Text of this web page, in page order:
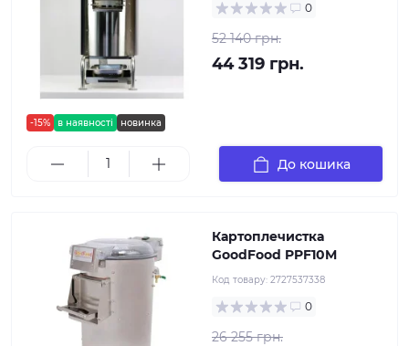
-15% в наявності новинка
0
52 140 грн.
44 319 грн.
До кошика
Картоплечистка
GoodFood PPF10M
Код товару: 2727537338
0
26 255 грн.